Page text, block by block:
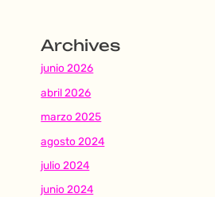
Archives
junio 2026
abril 2026
marzo 2025
agosto 2024
julio 2024
junio 2024